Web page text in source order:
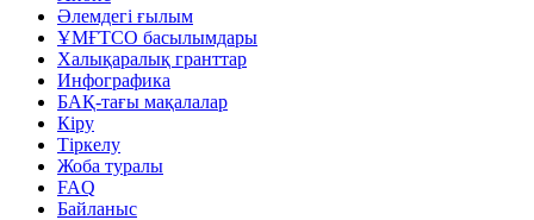
Әлемдегі ғылым
ҰМҒТСО басылымдары
Халықаралық гранттар
Инфографика
БАҚ-тағы мақалалар
Кіру
Тіркелу
Жоба туралы
FAQ
Байланыс